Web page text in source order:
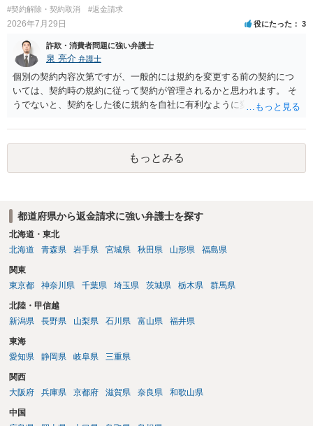
#契約解除・契約取消 #返金請求
2026年7月29日 役にたった 3
詐欺・消費者問題に強い弁護士
泉 亮介 弁護士
個別の契約内容次第ですが、一般的には規約を変更する前の契約につ
いては、契約時の規約に従って契約が管理されるかと思われます。 そ
うでないと、契約をした後に規約を自社に有利なように変更し、それ
る場合があるかと思われます。
もっとみる
都道府県から返金請求に強い弁護士を探す
北海道・東北
北海道
青森県 岩手県 宮城県 秋田県 山形県 福島県
関東
東京都
神奈川県 千葉県 埼玉県 茨城県 栃木県 群馬県
北陸・甲信越
新潟県
長野県 山梨県 石川県 富山県 福井県
東海
愛知県
静岡県 岐阜県 三重県
関西
大阪府
兵庫県 京都府 滋賀県 奈良県 和歌山県
中国